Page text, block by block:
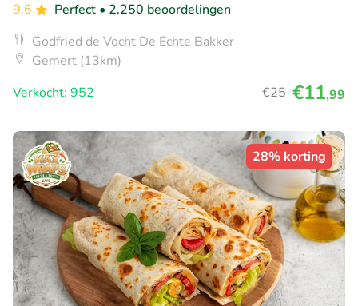
9.6
Perfect • 2.250 beoordelingen
Godfried de Vocht De Echte Bakker
Gemert (13km)
Verkocht: 952
€25 €11,99
28% korting